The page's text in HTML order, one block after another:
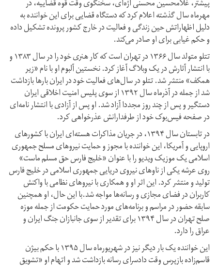
پیشتر، غلامحسین محسنی‌ اژه‌ای،‌ سخنگوی وقت قوه قضاییه، در
مهرماه سال گذشته ‌اعلام کرد که دستگاه قضایی برای این خواننده به
دلیل اظهاراتش حین زندگی و فعالیت در خارج کشور پرونده تشکیل داده
و حکم غیابی برای او صادر می‌کند.
تتلو متولد سال ۱۳۶۶ در تهران است که کار هنری خود را در سال ۱۳۸۳ و
با انتشار آثارش در یک وبلاگ آغاز کرد. نخستین آلبوم او با نام «زیر
همکف» منتشر شد. تتلو در سال‌های فعالیت خود در ایران بارها بازداشت
شد از جمله در آذرماه سال ۱۳۹۲ از سوی پلیس امنیت اخلاقی ایران
دستگیر و پس از چند روز مجددا آزاد شد. او پس از آزادی با انتشار نامه‌ای
در صفحه فیس‌بوک خود از طرفدارانش عذرخواهی کرد.
در تابستان سال ۱۳۹۴، در جریان مذاکرات هسته‌ای ایران با کشورهای
اروپایی و آمریکا، این خواننده با مجوز و حمایت نیروهای مسلح جمهوری
اسلامی یک موزیک ویدیو را با عنوان «خلیج فارس حق مسلم ماست»
روی عرشه یکی از ناوهای نیروی دریایی جمهوری اسلامی در خلیج فارس
تولید و منتشر کرد. این اثر او و همکاری با نیروهای نظامی با واکنش
کاربران در فضای مجازی و رسانه‌ها مواجه شد.با این حال، او همچنین
سابقه حضور در مراسم و برنامه‌های مورد حمایت حکومت از جمله موزه
صلح تهران در سال ۱۳۹۴ برای تقدیر از سوی جانبازان جنگ ایران و
عراق را دارد.
این خواننده یک بار دیگر نیز در شهریورماه سال ۱۳۹۵ با حکم بیژن
قاسم‌زاده بازپرس وقت دادسرای رسانه بازداشت شد و اتهام او «تشویق